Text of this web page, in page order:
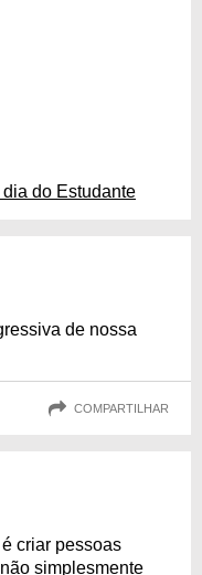
do Estudante
de nossa
COMPARTILHAR
criar pessoas
simplesmente